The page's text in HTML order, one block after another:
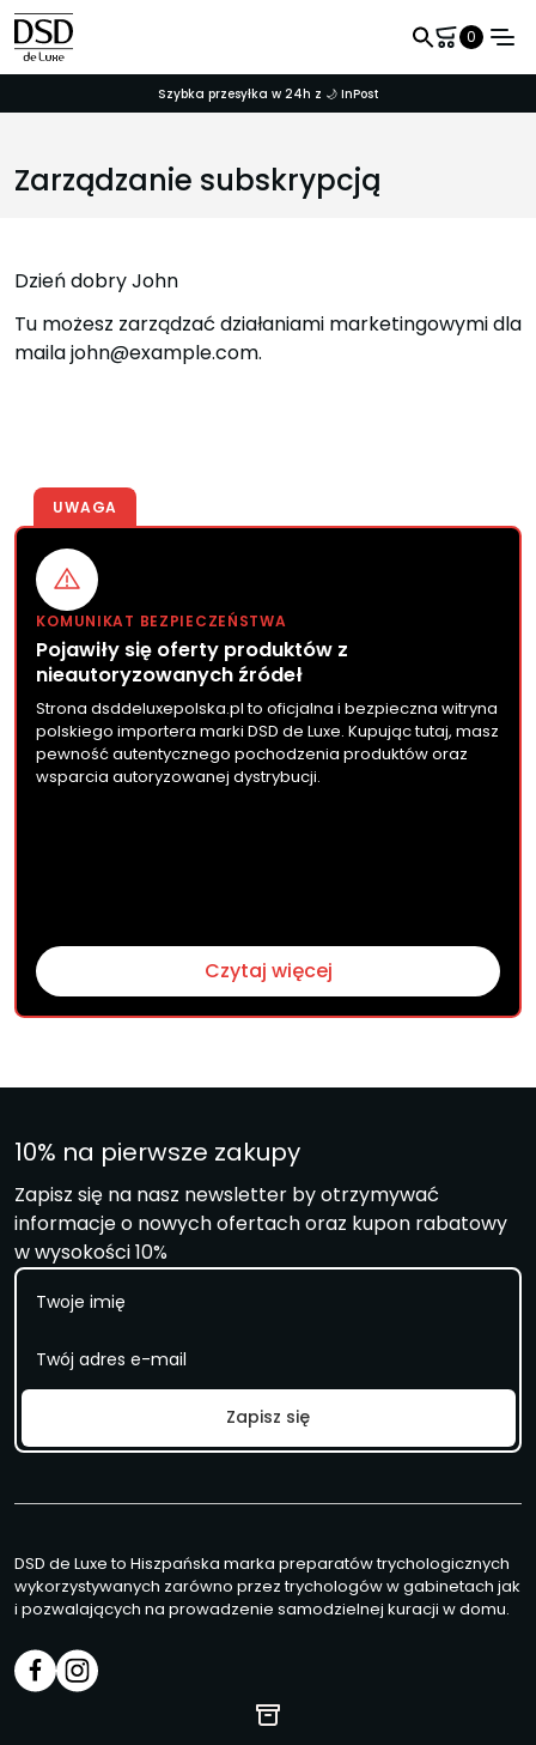
Szybka przesyłka w 24h z 🌙 InPost
0
Hasło
Zapamiętaj mnie
Zarządzanie subskrypcją
Dzień dobryJohn
Tu możesz zarządzać działaniami marketingowymi dla
mailajohn@example.com.
UWAGA
KOMUNIKAT BEZPIECZEŃSTWA
Pojawiły się oferty produktów z
nieautoryzowanych źródeł
Strona dsddeluxepolska.pl to oficjalna i bezpieczna witryna
polskiego importera marki DSD de Luxe. Kupując tutaj, masz
pewność autentycznego pochodzenia produktów oraz
wsparcia autoryzowanej dystrybucji.
Czytaj więcej
10% na pierwsze zakupy
Zapisz się na nasz newsletter by otrzymywać
informacje o nowych ofertach oraz kupon rabatowy
w wysokości 10%
m
m
a
l
*
Zapisz się
DSD de Luxe to Hiszpańska marka preparatów trychologicznych
wykorzystywanych zarówno przez trychologów w gabinetach jak
i pozwalających na prowadzenie samodzielnej kuracji w domu.